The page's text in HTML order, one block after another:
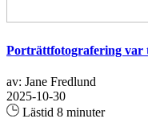
Porträttfotografering var
av: Jane Fredlund
2025-10-30
Lästid 8 minuter